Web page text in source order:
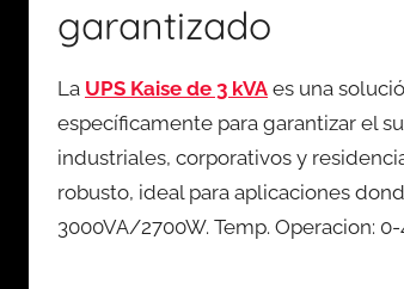
garantizado
La UPS Kaise de 3 kVA es una
específicamente para garantizar el
industriales, corporativos y
robusto, ideal para aplicaciones
3000VA/2700W. Temp. Operacion: